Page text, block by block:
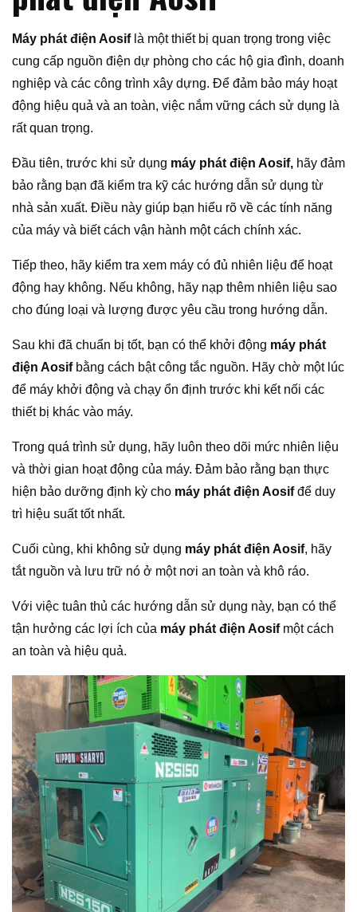
Máy phát điện Aosiflà một thiết bị quan trọng trong việc
cung cấp nguồn điện dự phòng cho các hộ gia đình, doanh
nghiệp và các công trình xây dựng. Để đảm bảo máy hoạt
động hiệu quả và an toàn, việc nắm vững cách sử dụng là
rất quan trọng.
Đầu tiên, trước khi sử dụng máy phát điện Aosif, hãy đảm
bảo rằng bạn đã kiểm tra kỹ các hướng dẫn sử dụng từ
nhà sản xuất. Điều này giúp bạn hiểu rõ về các tính năng
của máy và biết cách vận hành một cách chính xác.
Tiếp theo, hãy kiểm tra xem máy có đủ nhiên liệu để hoạt
động hay không. Nếu không, hãy nạp thêm nhiên liệu sao
cho đúng loại và lượng được yêu cầu trong hướng dẫn.
Sau khi đã chuẩn bị tốt, bạn có thể khởi động máy phát
điện Aosifbằng cách bật công tắc nguồn. Hãy chờ một lúc
để máy khởi động và chạy ổn định trước khi kết nối các
thiết bị khác vào máy.
Trong quá trình sử dụng, hãy luôn theo dõi mức nhiên liệu
và thời gian hoạt động của máy. Đảm bảo rằng bạn thực
hiện bảo dưỡng định kỳ cho máy phát điện Aosifđể duy
trì hiệu suất tốt nhất.
Cuối cùng, khi không sử dụng máy phát điện Aosif, hãy
tắt nguồn và lưu trữ nó ở một nơi an toàn và khô ráo.
Với việc tuân thủ các hướng dẫn sử dụng này, bạn có thể
tận hưởng các lợi ích của máy phát điện Aosifmột cách
an toàn và hiệu quả.